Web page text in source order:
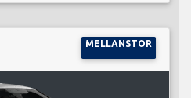
MELLANSTOR